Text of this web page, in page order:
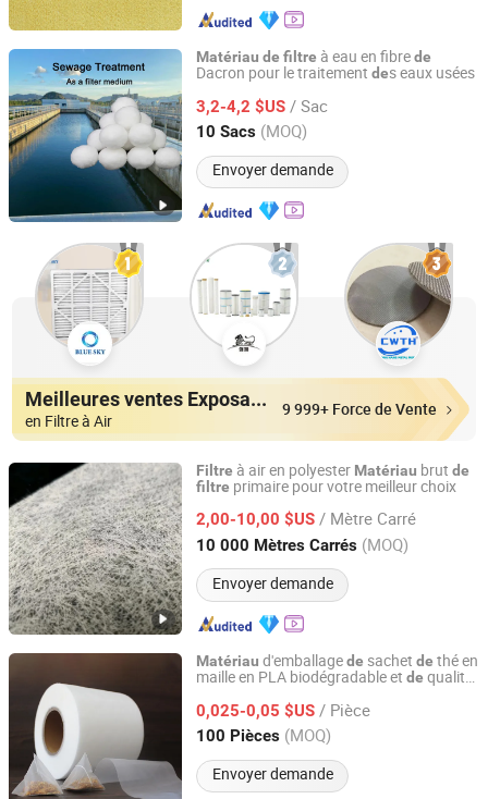
Matériau de filtre à eau en fibrede
Dacron pour le traitement des eaux usées
3,2-4,2 $US / Sac
10 Sacs (MOQ)
Envoyer demande
Henan Lvyuan Water Treatment Technology Co., Ltd.
Henan, China Depuis 2019
Meilleures ventes Exposants
en Filtre à Air
9 999+ Force de Vente
Filtre à air en polyester Matériau brut de
filtre primaire pour votre meilleur choix
2,00-10,00 $US / Mètre Carré
10 000 Mètres Carrés (MOQ)
Envoyer demande
Nanjing EFG Co., Ltd.
Jiangsu, China Depuis 2007
Matériau d'emballagede sachet de thé en
maille en PLA biodégradable et de qualité
0,025-0,05 $US / Pièce
100 Pièces (MOQ)
Envoyer demande
HEBEI MACROKUN MESH CO., LTD
Hebei, China Depuis 2020